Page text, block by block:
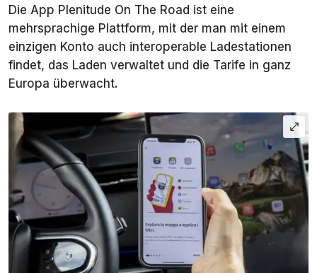
Die App Plenitude On The Road ist eine
mehrsprachige Plattform, mit der man mit einem
einzigen Konto auch interoperable Ladestationen
findet, das Laden verwaltet und die Tarife in ganz
Europa überwacht.